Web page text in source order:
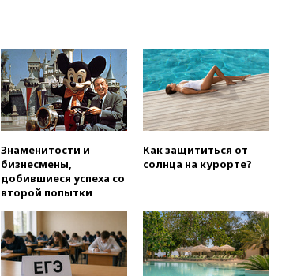
время урагана
вчера, 22:55В Москве в
пятницу ожидаются ливни
вчера, 22:35Винисиус
продлил контракт с «Реалом»
до 2032 года
вчера, 22:28 Отказаться от
российского гражданства
вчера, 22:20Путин назвал 76-ю
гвардейскую десантно-
штурмовую дивизию
легендарной
Знаменитости и
бизнесмены,
добившиеся успеха со
второй попытки
Как защититься от
солнца на курорте?